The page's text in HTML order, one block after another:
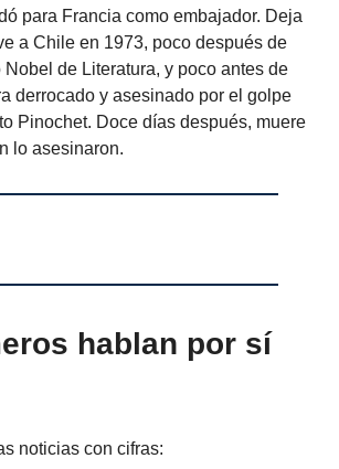
para Francia como embajador. Deja
a Chile en 1973, poco después de
de Literatura, y poco antes de
derrocado y asesinado por el golpe
Pinochet. Doce días después, muere
lo asesinaron.
hablan por sí
noticias con cifras: